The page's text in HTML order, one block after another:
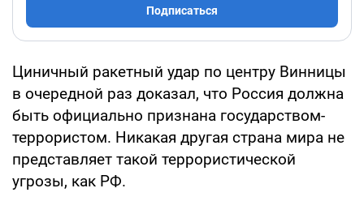
Подписаться
Циничный ракетный удар по центру Винницы
в очередной раз доказал, что Россия должна
быть официально признана государством-
террористом. Никакая другая страна мира не
представляет такой террористической
угрозы, как РФ.